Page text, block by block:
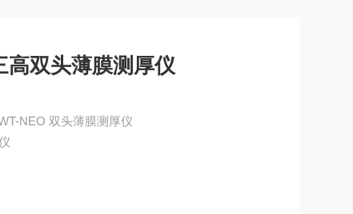
双头薄膜测厚仪
销售现货SANKO日本三高 SWT-NEO 双头薄膜测厚仪